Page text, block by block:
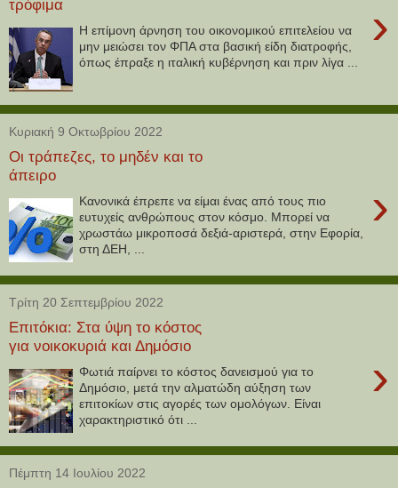
τρόφιμα ›
Η επίμονη άρνηση του οικονομικού επιτελείου να
μην μειώσει τον ΦΠΑ στα βασική είδη διατροφής,
όπως έπραξε η ιταλική κυβέρνηση και πριν λίγα ...
Κυριακή 9 Οκτωβρίου 2022
Οι τράπεζες, το μηδέν και το
άπειρο
›
Κανονικά έπρεπε να είμαι ένας από τους πιο
ευτυχείς ανθρώπους στον κόσμο. Μπορεί να
χρωστάω μικροποσά δεξιά-αριστερά, στην Εφορία,
στη ΔΕΗ, ...
Τρίτη 20 Σεπτεμβρίου 2022
Επιτόκια: Στα ύψη το κόστος
για νοικοκυριά και Δημόσιο
›
Φωτιά παίρνει το κόστος δανεισμού για το
Δημόσιο, μετά την αλματώδη αύξηση των
επιτοκίων στις αγορές των ομολόγων. Είναι
χαρακτηριστικό ότι ...
Πέμπτη 14 Ιουλίου 2022